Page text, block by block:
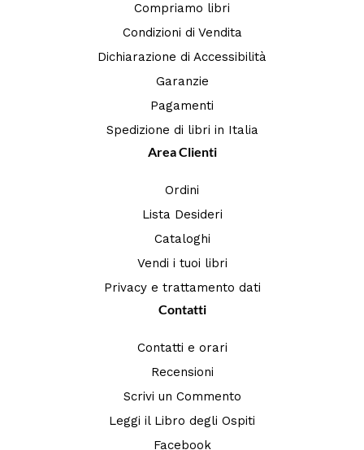
Compriamo libri
Condizioni di Vendita
Dichiarazione di Accessibilità
Garanzie
Pagamenti
Spedizione di libri in Italia
Area Clienti
Ordini
Lista Desideri
Cataloghi
Vendi i tuoi libri
Privacy e trattamento dati
Contatti
Contatti e orari
Recensioni
Scrivi un Commento
Leggi il Libro degli Ospiti
Facebook